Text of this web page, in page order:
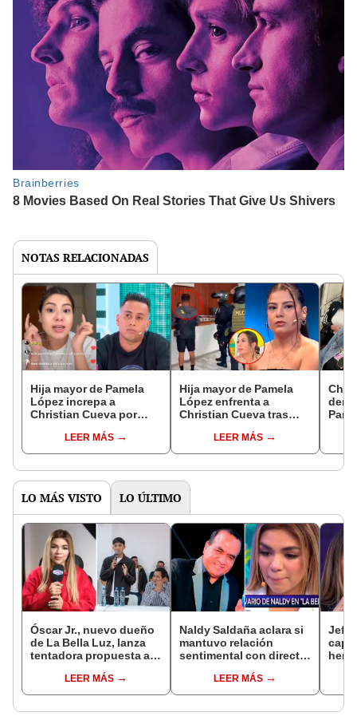
NOTAS RELACIONADAS
Hija mayor de Pamela
López increpa a
Christian Cueva por
hija: “Tengo audios,
videos y
LEER MÁS
Hija mayor de Pamela
López enfrenta a
Christian Cueva tras
casa por su hija
enferma: "Él los graba
LEER MÁS
de
LO MÁS VISTO LO ÚLTIMO
Óscar Jr., nuevo dueño
de La Bella Luz, lanza
tentadora propuesta a
denuncia por
tocamientos: “Va a
LEER MÁS
Naldy Saldaña aclara si
mantuvo relación
sentimental con director
denunciarlo por
tocamientos: “Me
LEER MÁS